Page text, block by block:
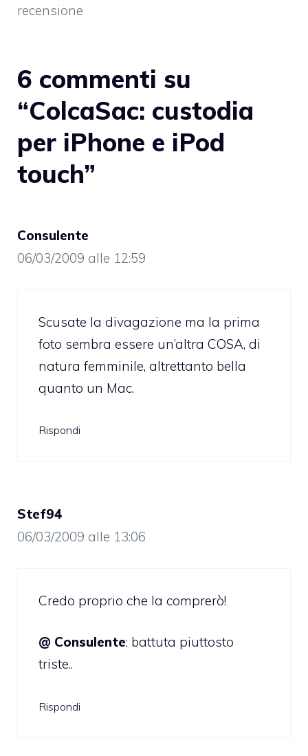
recensione
6 commenti su
“ColcaSac: custodia
per iPhone e iPod
touch”
Consulente
06/03/2009 alle 12:59
Scusate la divagazione ma la prima
foto sembra essere un’altra COSA, di
natura femminile, altrettanto bella
quanto un Mac.
Rispondi
Stef94
06/03/2009 alle 13:06
Credo proprio che la comprerò!
@ Consulente: battuta piuttosto
triste..
Rispondi